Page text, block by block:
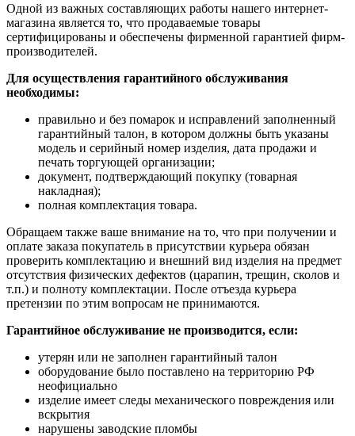
Одной из важных составляющих работы нашего интернет-
магазина является то, что продаваемые товары
сертифицированы и обеспечены фирменной гарантией фирм-
производителей.
Для осуществления гарантийного обслуживания
необходимы:
правильно и без помарок и исправлений заполненный
гарантийный талон, в котором должны быть указаны
модель и серийный номер изделия, дата продажи и
печать торгующей организации;
документ, подтверждающий покупку (товарная
накладная);
полная комплектация товара.
Обращаем также ваше внимание на то, что при получении и
оплате заказа покупатель в присутствии курьера обязан
проверить комплектацию и внешний вид изделия на предмет
отсутствия физических дефектов (царапин, трещин, сколов и
т.п.) и полноту комплектации. После отъезда курьера
претензии по этим вопросам не принимаются.
Гарантийное обслуживание не производится, если:
утерян или не заполнен гарантийный талон
оборудование было поставлено на территорию РФ
неофициально
изделие имеет следы механического повреждения или
вскрытия
нарушены заводские пломбы